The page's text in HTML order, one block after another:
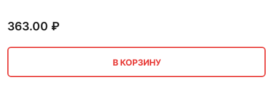
363.00 ₽
В КОРЗИНУ